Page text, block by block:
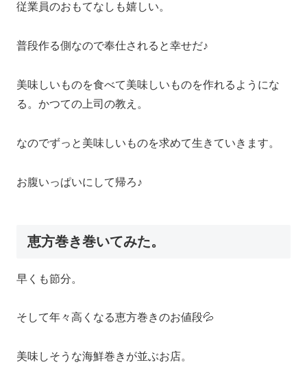
従業員のおもてなしも嬉しい。
普段作る側なので奉仕されると幸せだ♪
美味しいものを食べて美味しいものを作れるようにな
る。かつての上司の教え。
なのでずっと美味しいものを求めて生きていきます。
お腹いっぱいにして帰ろ♪
恵方巻き巻いてみた。
早くも節分。
そして年々高くなる恵方巻きのお値段💦
美味しそうな海鮮巻きが並ぶお店。